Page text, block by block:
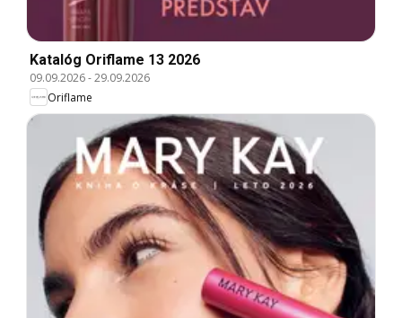
Katalóg Oriflame 13 2026
09.09.2026-29.09.2026
Oriflame